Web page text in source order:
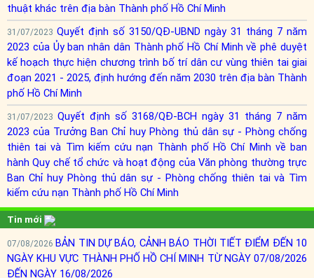
thuật khác trên địa bàn Thành phố Hồ Chí Minh
31/07/2023 Quyết định số 3150/QĐ-UBND ngày 31 tháng 7 năm
2023 của Ủy ban nhân dân Thành phố Hồ Chí Minh về phê duyệt
kế hoạch thực hiện chương trình bố trí dân cư vùng thiên tai giai
đoạn 2021 - 2025, định hướng đến năm 2030 trên địa bàn Thành
phố Hồ Chí Minh
31/07/2023 Quyết định số 3168/QĐ-BCH ngày 31 tháng 7 năm
2023 của Trưởng Ban Chỉ huy Phòng thủ dân sự - Phòng chống
thiên tai và Tìm kiếm cứu nạn Thành phố Hồ Chí Minh về ban
hành Quy chế tổ chức và hoạt động của Văn phòng thường trực
Ban Chỉ huy Phòng thủ dân sự - Phòng chống thiên tai và Tìm
kiếm cứu nạn Thành phố Hồ Chí Minh
Tin mới
07/08/2026 BẢN TIN DỰ BÁO, CẢNH BÁO THỜI TIẾT ĐIỂM ĐẾN 10
NGÀY KHU VỰC THÀNH PHỐ HỒ CHÍ MINH TỪ NGÀY 07/08/2026
ĐẾN NGÀY 16/08/2026